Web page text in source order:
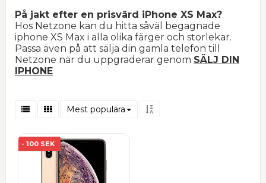
På jakt efter en prisvärd iPhone XS Max?
Hos Netzone kan du hitta såväl begagnade
iphone XS Max i alla olika färger och storlekar.
Passa även på att sälja din gamla telefon till
Netzone när du uppgraderar genom SÄLJ DIN
IPHONE
Mest populära
- 100 SEK